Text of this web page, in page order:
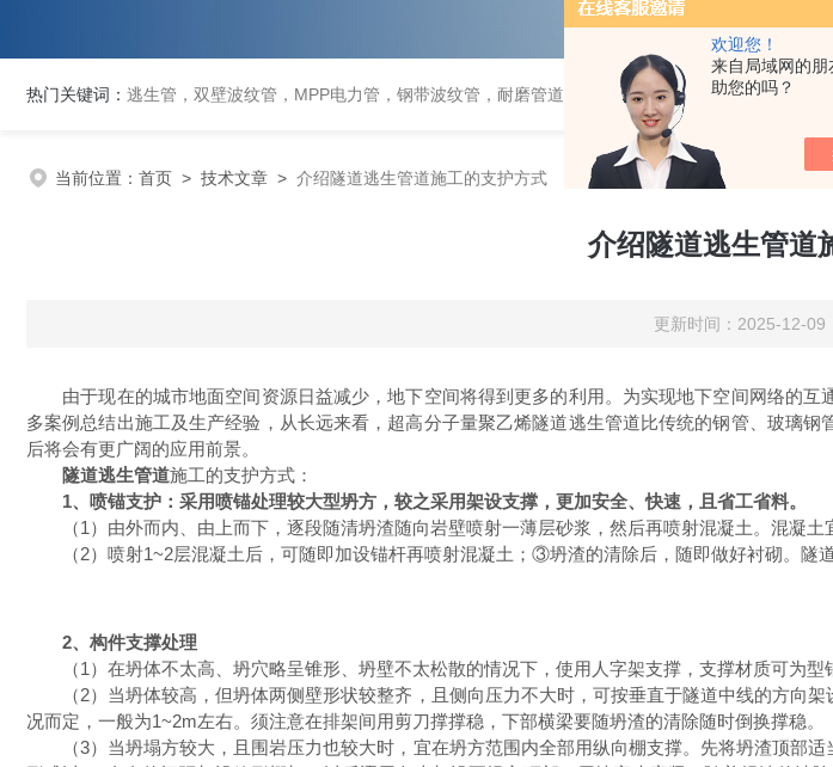
欢迎您！
来自局域网的
助您的吗？
热门关键词： 逃生管，双壁波纹管，MPP电力管，钢带波纹管，耐磨管道,衬塑钢管,钢衬塑管,钢衬四氟管,超
当前位置： 首页 > 技术文章 > 介绍隧道逃生管道施工的支护方式
介绍隧道逃生管道
更新时间：2025-12-
由于现在的城市地面空间资源日益减少，地下空间将得到更多的利用。为实现地下空间网络的互
多案例总结出施工及生产经验，从长远来看，超高分子量聚乙烯隧道逃生管道比传统的钢管、玻璃
后将会有更广阔的应用前景。
隧道逃生管道施工的支护方式：
1、喷锚支护：采用喷锚处理较大型坍方，较之采用架设支撑，更加安全、快速，且省工省料。
（1）由外而内、由上而下，逐段随清坍渣随向岩壁喷射一薄层砂浆，然后再喷射混凝土。混凝土
（2）喷射1~2层混凝土后，可随即加设锚杆再喷射混凝土；③坍渣的清除后，随即做好衬砌。隧
2、构件支撑处理
（1）在坍体不太高、坍穴略呈锥形、坍壁不太松散的情况下，使用人字架支撑，支撑材质可为型
（2）当坍体较高，但坍体两侧壁形状较整齐，且侧向压力不大时，可按垂直于隧道中线的方向
况而定，一般为1~2m左右。须注意在排架间用剪刀撑撑稳，下部横梁要随坍渣的清除随时倒换撑稳。
（3）当坍塌方较大，且围岩压力也较大时，宜在坍方范围内全部用纵向棚支撑。先将坍渣顶部